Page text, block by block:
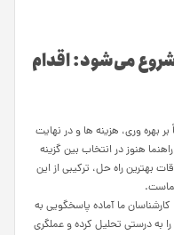
شروع می‌شود: اقدام
وری، هزینه‌ ها و در نهایت
هنوز در انتخاب بین گزینه‌
بهترین راه‌ حل، ترکیبی از این
کارشناسان ما آماده پاسخگویی به
به درستی تحلیل کرده و عملگری